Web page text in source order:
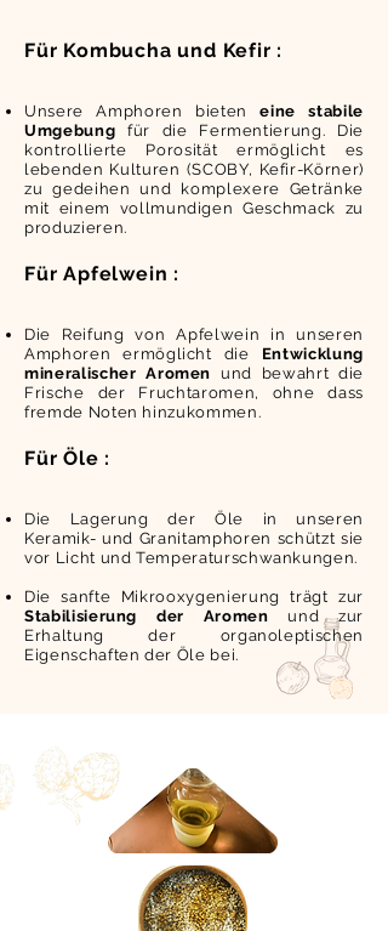
Für Kombucha und Kefir :
Unsere Amphoren bieteneine stabile
Umgebung für die Fermentierung. Die
kontrollierte Porosität ermöglicht es
lebenden Kulturen (SCOBY, Kefir-Körner)
zu gedeihen und komplexere Getränke
mit einem vollmundigen Geschmack zu
produzieren.
Für Apfelwein :
Die Reifung von Apfelwein in unseren
Amphoren ermöglicht die Entwicklung
mineralischer Aromen und bewahrt die
Frische der Fruchtaromen, ohne dass
fremde Noten hinzukommen.
Für Öle :
Die Lagerung der Öle in unseren
Keramik- und Granitamphoren schützt sie
vor Licht und Temperaturschwankungen.
Die sanfte Mikrooxygenierung trägt zur
Stabilisierung der Aromen und zur
Erhaltung der organoleptischen
Eigenschaften der Öle bei.